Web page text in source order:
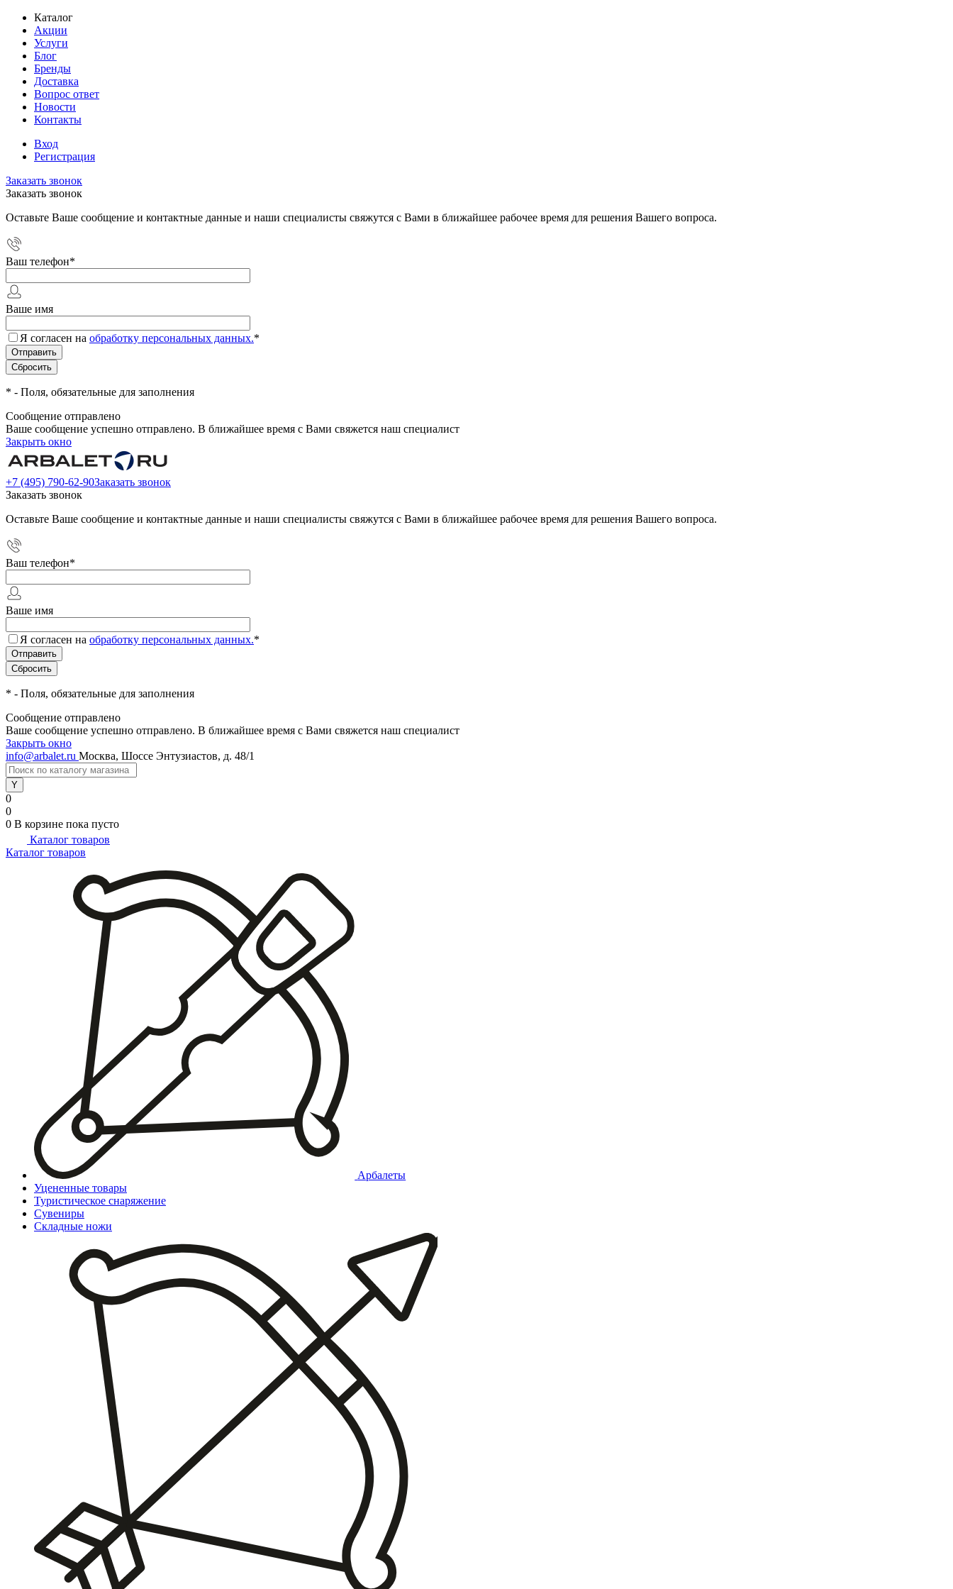
Каталог
Акции
Услуги
Блог
Бренды
Доставка
Вопрос ответ
Новости
Контакты
Вход
Регистрация
Заказать звонок
Заказать звонок
Оставьте Ваше сообщение и контактные данные и наши специалисты свяжутся с Вами в ближайшее рабочее время для решения Вашего вопроса.
Ваш телефон*
Ваше имя
Я согласен на обработку персональных данных.*
* - Поля, обязательные для заполнения
Сообщение отправлено
Ваше сообщение успешно отправлено. В ближайшее время с Вами свяжется наш специалист
Закрыть окно
+7 (495) 790-62-90Заказать звонок
Заказать звонок
Оставьте Ваше сообщение и контактные данные и наши специалисты свяжутся с Вами в ближайшее рабочее время для решения Вашего вопроса.
Ваш телефон*
Ваше имя
Я согласен на обработку персональных данных.*
* - Поля, обязательные для заполнения
Сообщение отправлено
Ваше сообщение успешно отправлено. В ближайшее время с Вами свяжется наш специалист
Закрыть окно
info@arbalet.ru Москва, Шоссе Энтузиастов, д. 48/1
0
0
0 В корзине пока пусто
Каталог товаров
Каталог товаров
Арбалеты
Уцененные товары
Туристическое снаряжение
Сувениры
Складные ножи